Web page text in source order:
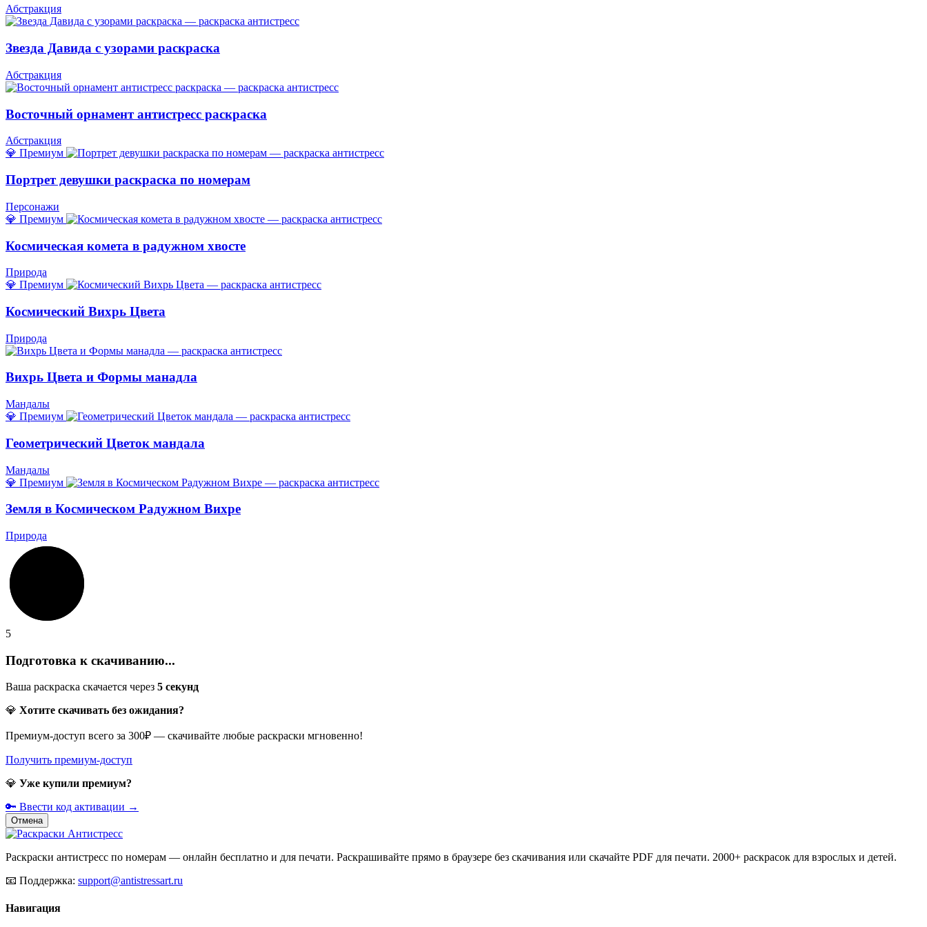
Абстракция
Звезда Давида с узорами раскраска
Абстракция
Восточный орнамент антистресс раскраска
Абстракция
💎 Премиум
Портрет девушки раскраска по номерам
Персонажи
💎 Премиум
Космическая комета в радужном хвосте
Природа
💎 Премиум
Космический Вихрь Цвета
Природа
Вихрь Цвета и Формы манадла
Мандалы
💎 Премиум
Геометрический Цветок мандала
Мандалы
💎 Премиум
Земля в Космическом Радужном Вихре
Природа
5
Подготовка к скачиванию...
Ваша раскраска скачается через 5 секунд
💎 Хотите скачивать без ожидания?
Премиум-доступ всего за 300₽ — скачивайте любые раскраски мгновенно!
Получить премиум-доступ
💎 Уже купили премиум?
🔑 Ввести код активации →
Отмена
Раскраски антистресс по номерам — онлайн бесплатно и для печати. Раскрашивайте прямо в браузере без скачивания или скачайте PDF для печати. 2000+ раскрасок для взрослых и детей.
📧 Поддержка: support@antistressart.ru
Навигация